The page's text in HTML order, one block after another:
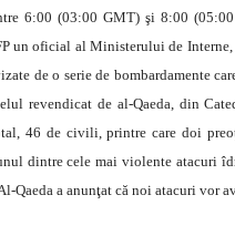
6:00 (03:00 GMT) şi 8:00
un oficial al Ministerului de
de o serie de bombardamente
revendicat de al-Qaeda, din
46 de civili, printre care doi
dintre cele mai violente atacuri
Qaeda a anunţat că noi atacuri vor